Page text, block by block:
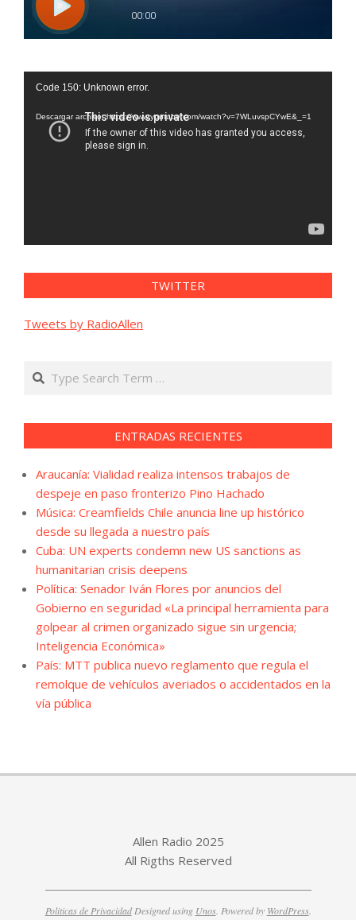
Reproductor
vídeo
Code 150: Unknown error.
Descargar archivo: https://www.youtube.com/watch?v=7WLuvspCYwE&_=1
TWITTER
Tweets by RadioAllen
Search
ENTRADAS RECIENTES
Araucanía: Vialidad realiza intensos trabajos de
despeje en paso fronterizo Pino Hachado
Música: Creamfields Chile anuncia line up histórico
desde su llegada a nuestro país
Cuba: UN experts condemn new US sanctions as
humanitarian crisis deepens
Política: Senador Iván Flores por anuncios del
Gobierno en seguridad «La principal herramienta para
golpear al crimen organizado sigue sin urgencia;
Inteligencia Económica»
País: MTT publica nuevo reglamento que regula el
remolque de vehículos averiados o accidentados en la
vía pública
Allen Radio 2025
All Rigths Reserved
Politicas de PrivacidadDesigned using Unos. Powered by WordPress.